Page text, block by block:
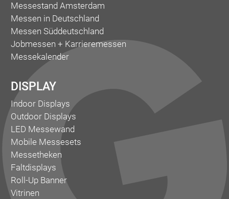
Messestand Amsterdam
Messen in Deutschland
Messen Süddeutschland
Jobmessen + Karrieremessen
Messekalender
DISPLAY
Indoor Displays
Outdoor Displays
LED Messewand
Mobile Messesets
Messetheken
Faltdisplays
Roll-Up Banner
Vitrinen